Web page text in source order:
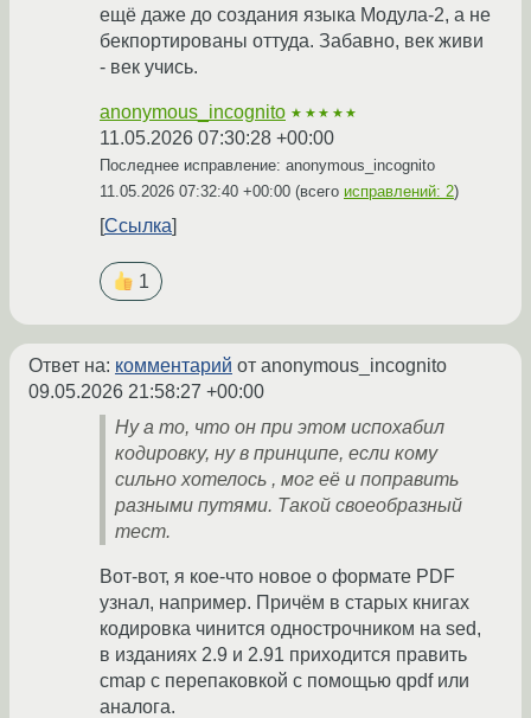
ещё даже до создания языка Модула-2, а не
бекпортированы оттуда. Забавно, век живи
- век учись.
anonymous_incognito ★★★★★
11.05.2026 07:30:28 +00:00
Последнее исправление: anonymous_incognito
11.05.2026 07:32:40 +00:00 (всего исправлений: 2)
Ссылка
1
Ответ на: комментарий от anonymous_incognito
09.05.2026 21:58:27 +00:00
Ну а то, что он при этом испохабил
кодировку, ну в принципе, если кому
сильно хотелось , мог её и поправить
разными путями. Такой своеобразный
тест.
Вот-вот, я кое-что новое о формате PDF
узнал, например. Причём в старых книгах
кодировка чинится однострочником на sed,
в изданиях 2.9 и 2.91 приходится править
cmap с перепаковкой с помощью qpdf или
аналога.